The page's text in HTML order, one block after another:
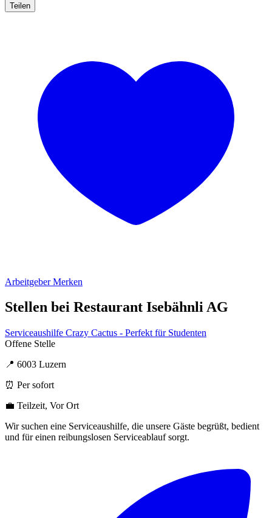
Teilen
Arbeitgeber Merken
Stellen bei Restaurant Isebähnli AG
Serviceaushilfe Crazy Cactus - Perfekt für Studenten
Offene Stelle
📍 6003 Luzern
⏰ Per sofort
💼 Teilzeit, Vor Ort
Wir suchen eine Serviceaushilfe, die unsere Gäste begrüßt, bedient
und für einen reibungslosen Serviceablauf sorgt.